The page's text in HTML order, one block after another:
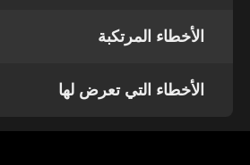
الأخطاء المرتكبة
الأخطاء التي تعرض لها